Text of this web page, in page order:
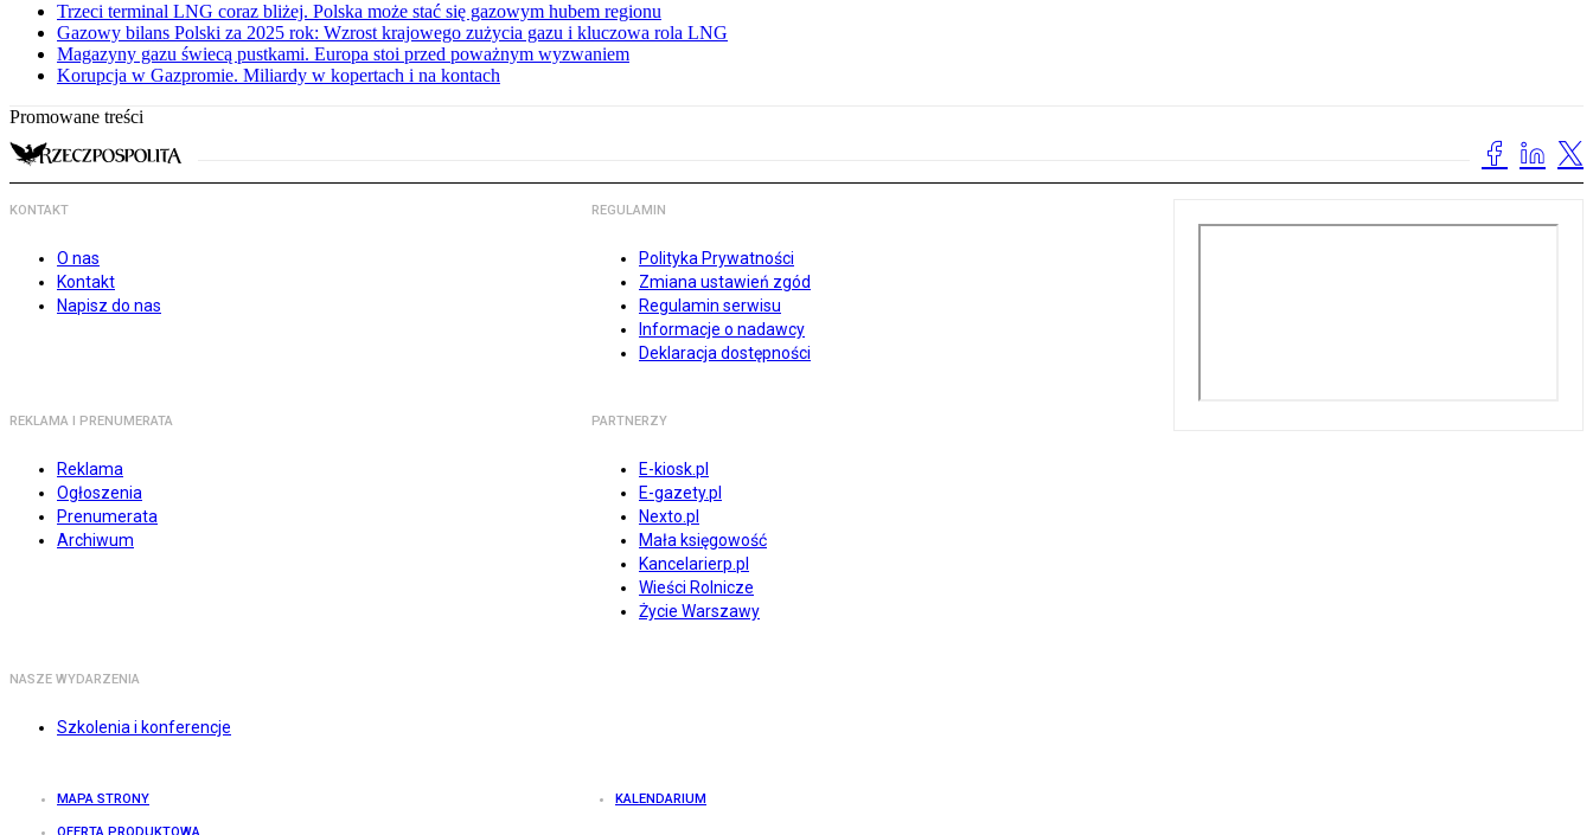
Trzeci terminal LNG coraz bliżej. Polska może stać się gazowym hubem regionu
Gazowy bilans Polski za 2025 rok: Wzrost krajowego zużycia gazu i kluczowa rola LNG
Magazyny gazu świecą pustkami. Europa stoi przed poważnym wyzwaniem
Korupcja w Gazpromie. Miliardy w kopertach i na kontach
Promowane treści
KONTAKT
O nas
Kontakt
Napisz do nas
REGULAMIN
Polityka Prywatności
Zmiana ustawień zgód
Regulamin serwisu
Informacje o nadawcy
Deklaracja dostępności
REKLAMA I PRENUMERATA
Reklama
Ogłoszenia
Prenumerata
Archiwum
PARTNERZY
E-kiosk.pl
E-gazety.pl
Nexto.pl
Mała księgowość
Kancelarierp.pl
Wieści Rolnicze
Życie Warszawy
NASZE WYDARZENIA
Szkolenia i konferencje
MAPA STRONY KALENDARIUM